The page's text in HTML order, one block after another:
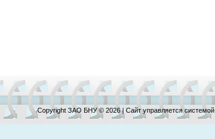
Copyright ЗАО БНУ © 2026| Сайт управляется системой